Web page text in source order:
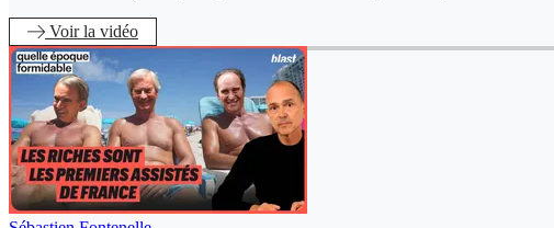
Voirla vidéo